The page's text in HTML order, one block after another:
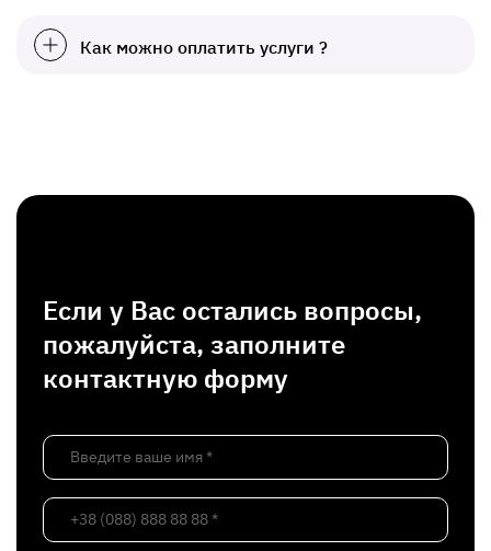
Как можно оплатить услуги ?
Если у Вас остались вопросы,
пожалуйста, заполните
контактную форму
Введите ваше имя *
+38 (088) 888 88 88 *